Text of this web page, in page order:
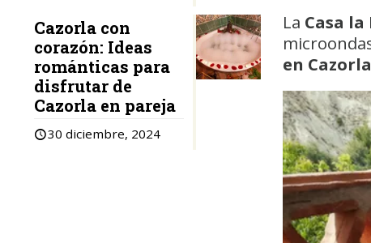
La Casa la
en Cazorla
Cazorla con
corazón: Ideas
románticas para
disfrutar de
Cazorla en pareja
30 diciembre, 2024